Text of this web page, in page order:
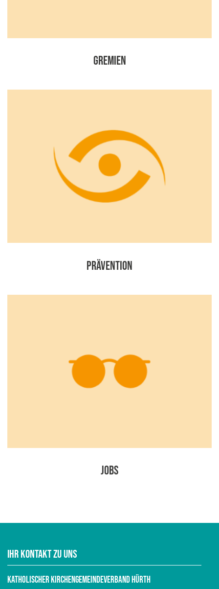
Gremien
Prävention
Jobs
Ihr Kontakt zu uns
Katholischer Kirchengemeindeverband Hürth